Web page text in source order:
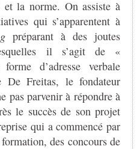
la norme. On assiste à
qui s’apparentent à
préparant à des joutes
il s’agit de «
d’adresse verbale
De Freitas, le fondateur
pas parvenir à répondre à
le succès de son projet
qui a commencé par
des concours de